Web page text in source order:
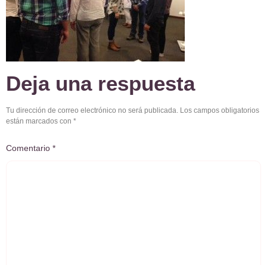
Deja una respuesta
Tu dirección de correo electrónico no será publicada. Los campos obligatorios
están marcados con *
Comentario *